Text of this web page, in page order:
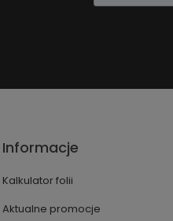
Informacje
Kalkulator folii
Aktualne promocje